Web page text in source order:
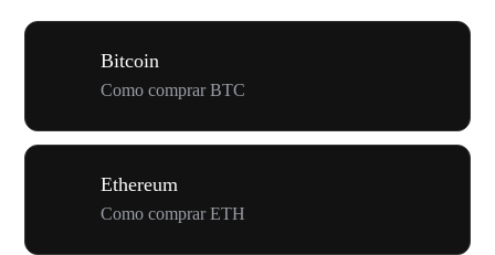
Bitcoin
Como comprar BTC
Ethereum
Como comprar ETH